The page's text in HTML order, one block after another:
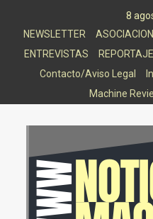
8
NEWSLETTER
ENTREVISTAS
Contacto/Aviso Legal
Machine